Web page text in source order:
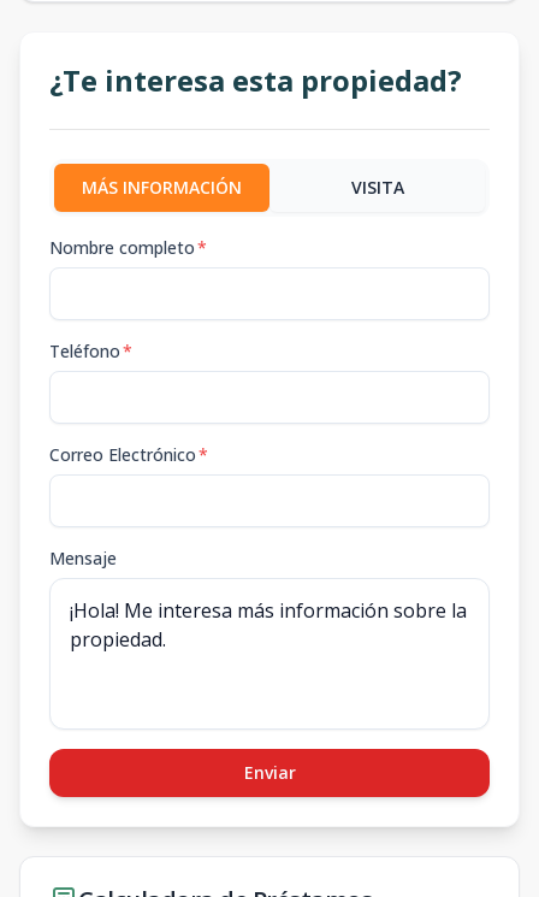
¿Te interesa esta propiedad?
MÁS INFORMACIÓN VISITA
Nombre completo*
Teléfono*
Correo Electrónico*
Mensaje
Enviar